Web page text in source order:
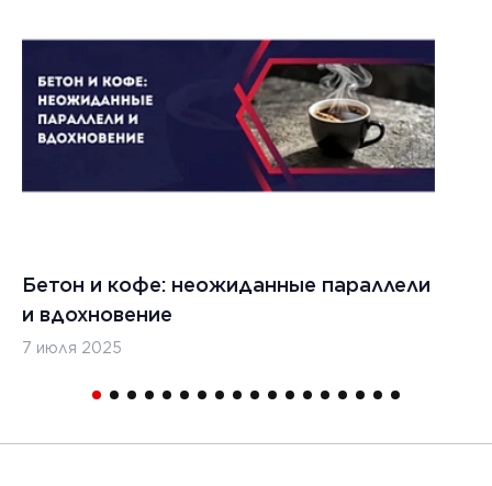
г.
Бетон и кофе: неожиданные параллели
и вдохновение
7 июля 2025